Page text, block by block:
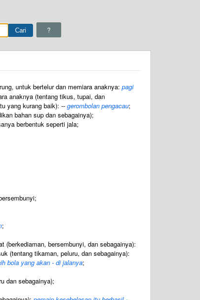
?
untuk bertelur dan memiara anaknya: pagi
anaknya (tentang tikus, tupai, dan
yang kurang baik): -- gerombolan pengacau;
bahan sup dan sebagainya);
berbentuk seperti jala;
;
(berkediaman, bersembunyi, dan sebagainya):
(tentang tikaman, peluru, dan sebagainya):
bola yang akan - di jalanya;
dan sebagainya);